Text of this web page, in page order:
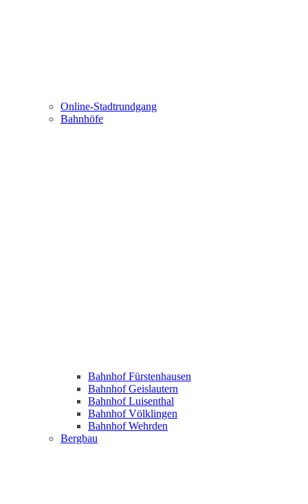
Online-Stadtrundgang
Bahnhöfe
Bahnhof Fürstenhausen
Bahnhof Geislautern
Bahnhof Luisenthal
Bahnhof Völklingen
Bahnhof Wehrden
Bergbau